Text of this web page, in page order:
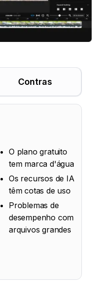
Contras
O plano gratuito
tem marca d'água
Os recursos de IA
têm cotas de uso
Problemas de
desempenho com
arquivos grandes